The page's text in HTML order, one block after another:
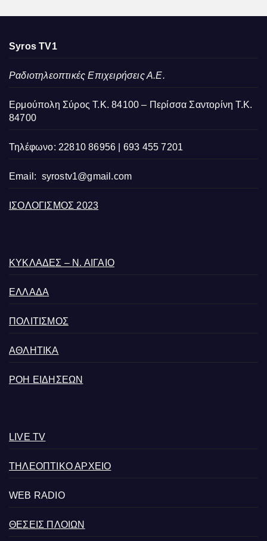
Syros TV1
Ραδιοτηλεοπτικές Επιχειρήσεις Α.Ε.
Ερμούπολη Σύρος Τ.Κ. 84100 – Περίσσα Σαντορίνη Τ.Κ.
84700
Τηλέφωνο: 22810 86956 | 693 455 7201
Email: syrostv1@gmail.com
ΙΣΟΛΟΓΙΣΜΟΣ 2023
ΚΥΚΛΑΔΕΣ – Ν. ΑΙΓΑΙΟ
ΕΛΛΑΔΑ
ΠΟΛΙΤΙΣΜΟΣ
ΑΘΛΗΤΙΚΑ
ΡΟΗ ΕΙΔΗΣΕΩΝ
LIVE TV
ΤΗΛΕΟΠΤΙΚΟ ΑΡΧΕΙΟ
WEB RADIO
ΘΕΣΕΙΣ ΠΛΟΙΩΝ